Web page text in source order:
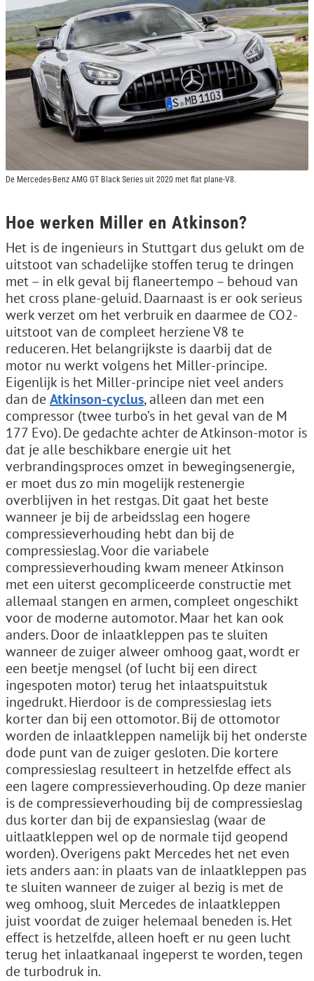
De Mercedes-Benz AMG GT Black Series uit 2020 met flat plane-V8.
Hoe werken Miller en Atkinson?
Het is de ingenieurs in Stuttgart dus gelukt om de
uitstoot van schadelijke stoffen terug te dringen
met – in elk geval bij flaneertempo – behoud van
het cross plane-geluid. Daarnaast is er ook serieus
werk verzet om het verbruik en daarmee de CO2-
uitstoot van de compleet herziene V8 te
reduceren. Het belangrijkste is daarbij dat de
motor nu werkt volgens het Miller-principe.
Eigenlijk is het Miller-principe niet veel anders
dan deAtkinson-cyclus, alleen dan met een
compressor (twee turbo’s in het geval van de M
177 Evo). De gedachte achter de Atkinson-motor is
dat je alle beschikbare energie uit het
verbrandingsproces omzet in bewegingsenergie,
er moet dus zo min mogelijk restenergie
overblijven in het restgas. Dit gaat het beste
wanneer je bij de arbeidsslag een hogere
compressieverhouding hebt dan bij de
compressieslag. Voor die variabele
compressieverhouding kwam meneer Atkinson
met een uiterst gecompliceerde constructie met
allemaal stangen en armen, compleet ongeschikt
voor de moderne automotor. Maar het kan ook
anders. Door de inlaatkleppen pas te sluiten
wanneer de zuiger alweer omhoog gaat, wordt er
een beetje mengsel (of lucht bij een direct
ingespoten motor) terug het inlaatspuitstuk
ingedrukt. Hierdoor is de compressieslag iets
korter dan bij een ottomotor. Bij de ottomotor
worden de inlaatkleppen namelijk bij het onderste
dode punt van de zuiger gesloten. Die kortere
compressieslag resulteert in hetzelfde effect als
een lagere compressieverhouding. Op deze manier
is de compressieverhouding bij de compressieslag
dus korter dan bij de expansieslag (waar de
uitlaatkleppen wel op de normale tijd geopend
worden). Overigens pakt Mercedes het net even
iets anders aan: in plaats van de inlaatkleppen pas
te sluiten wanneer de zuiger al bezig is met de
weg omhoog, sluit Mercedes de inlaatkleppen
juist voordat de zuiger helemaal beneden is. Het
effect is hetzelfde, alleen hoeft er nu geen lucht
terug het inlaatkanaal ingeperst te worden, tegen
de turbodruk in.